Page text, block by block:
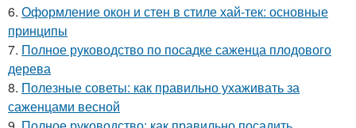
6. Оформление окон и стен в стиле хай-тек: основные
принципы
7. Полное руководство по посадке саженца плодового
дерева
8. Полезные советы: как правильно ухаживать за
саженцами весной